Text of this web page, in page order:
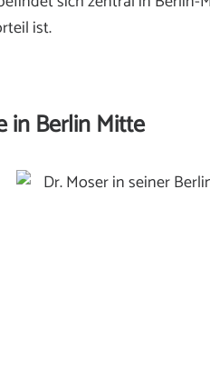
ist.
in Berlin Mitte